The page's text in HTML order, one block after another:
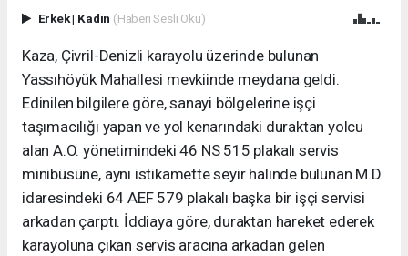
Erkek| Kadın (Haberi Sesli Oku)
Kaza, Çivril-Denizli karayolu üzerinde bulunan
Yassıhöyük Mahallesi mevkiinde meydana geldi.
Edinilen bilgilere göre, sanayi bölgelerine işçi
taşımacılığı yapan ve yol kenarındaki duraktan yolcu
alan A.O. yönetimindeki 46 NS 515 plakalı servis
minibüsüne, aynı istikamette seyir halinde bulunan M.D.
idaresindeki 64 AEF 579 plakalı başka bir işçi servisi
arkadan çarptı. İddiaya göre, duraktan hareket ederek
karayoluna çıkan servis aracına arkadan gelen